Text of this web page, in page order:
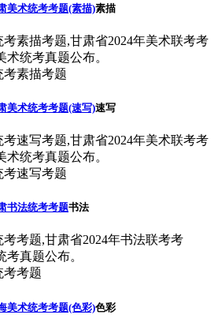
美术统考考题(素描)素描
考素描考题,甘肃省2024年美术联考考
术统考真题公布。
美术统考考题(速写)速写
考速写考题,甘肃省2024年美术联考考
术统考真题公布。
书法统考考题书法
考考题,甘肃省2024年书法联考考
考真题公布。
美术统考考题(色彩)色彩